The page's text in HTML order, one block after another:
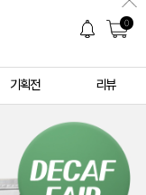
0
기획전 리뷰